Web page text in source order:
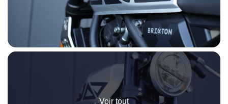
Voir tout